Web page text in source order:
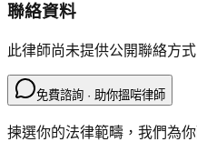
聯絡資料
此律師尚未提供公開聯絡方式
免費諮詢 · 助你搵啱律師
揀選你的法律範疇，我們為